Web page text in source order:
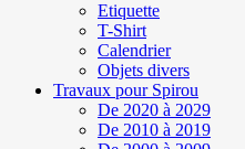
Etiquette
T-Shirt
Calendrier
Objets divers
Travaux pour Spirou
De 2020 à 2029
De 2010 à 2019